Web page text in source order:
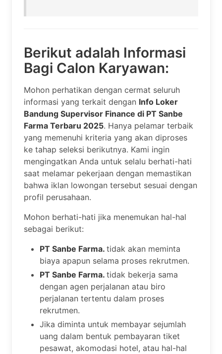
Berikut adalah Informasi
Bagi Calon Karyawan:
Mohon perhatikan dengan cermat seluruh
informasi yang terkait dengan Info Loker
Bandung Supervisor Finance di PT Sanbe
Farma Terbaru 2025. Hanya pelamar terbaik
yang memenuhi kriteria yang akan diproses
ke tahap seleksi berikutnya. Kami ingin
mengingatkan Anda untuk selalu berhati-hati
saat melamar pekerjaan dengan memastikan
bahwa iklan lowongan tersebut sesuai dengan
profil perusahaan.
Mohon berhati-hati jika menemukan hal-hal
sebagai berikut:
PT Sanbe Farma. tidak akan meminta
biaya apapun selama proses rekrutmen.
PT Sanbe Farma. tidak bekerja sama
dengan agen perjalanan atau biro
perjalanan tertentu dalam proses
rekrutmen.
Jika diminta untuk membayar sejumlah
uang dalam bentuk pembayaran tiket
pesawat, akomodasi hotel, atau hal-hal